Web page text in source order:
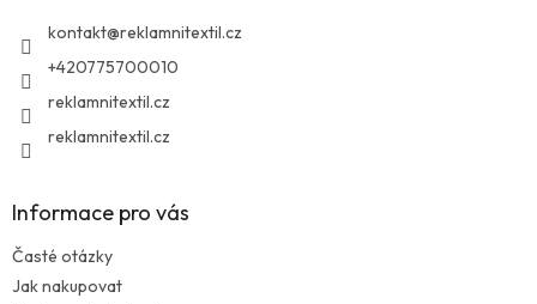
kontakt@reklamnitextil.cz
+420775700010
reklamnitextil.cz
reklamnitextil.cz
Informace pro vás
Časté otázky
Jak nakupovat